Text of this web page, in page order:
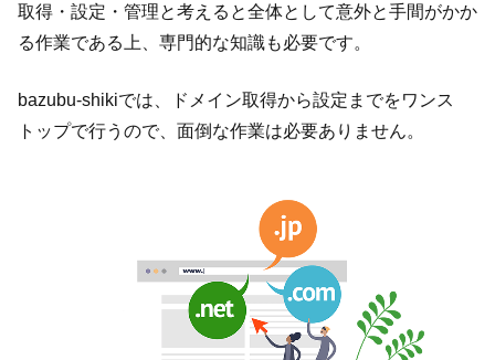
取得・設定・管理と考えると全体として意外と手間がかか
る作業である上、専門的な知識も必要です。
bazubu-shikiでは、ドメイン取得から設定までをワンス
トップで行うので、面倒な作業は必要ありません。